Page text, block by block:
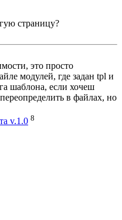
страницу?
это просто
модулей, где задан tpl и
шаблона, если хочеш
в файлах, но
v.1.0 8